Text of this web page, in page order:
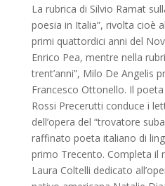
La rubrica di Silvio Ramat
poesia in Italia”, rivolta cioè
primi quattordici anni del
Enrico Pea, mentre nella
trent’anni”, Milo De Angelis
Francesco Ottonello. Il
Rossi Precerutti conduce i
dell’opera del “trovatore
raffinato poeta italiano di
primo Trecento. Completa il
Laura Coltelli dedicato